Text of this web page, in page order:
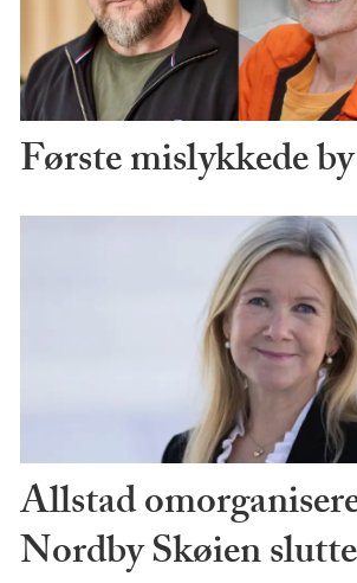
Første mislykkede
Allstad
Nordby Skøien